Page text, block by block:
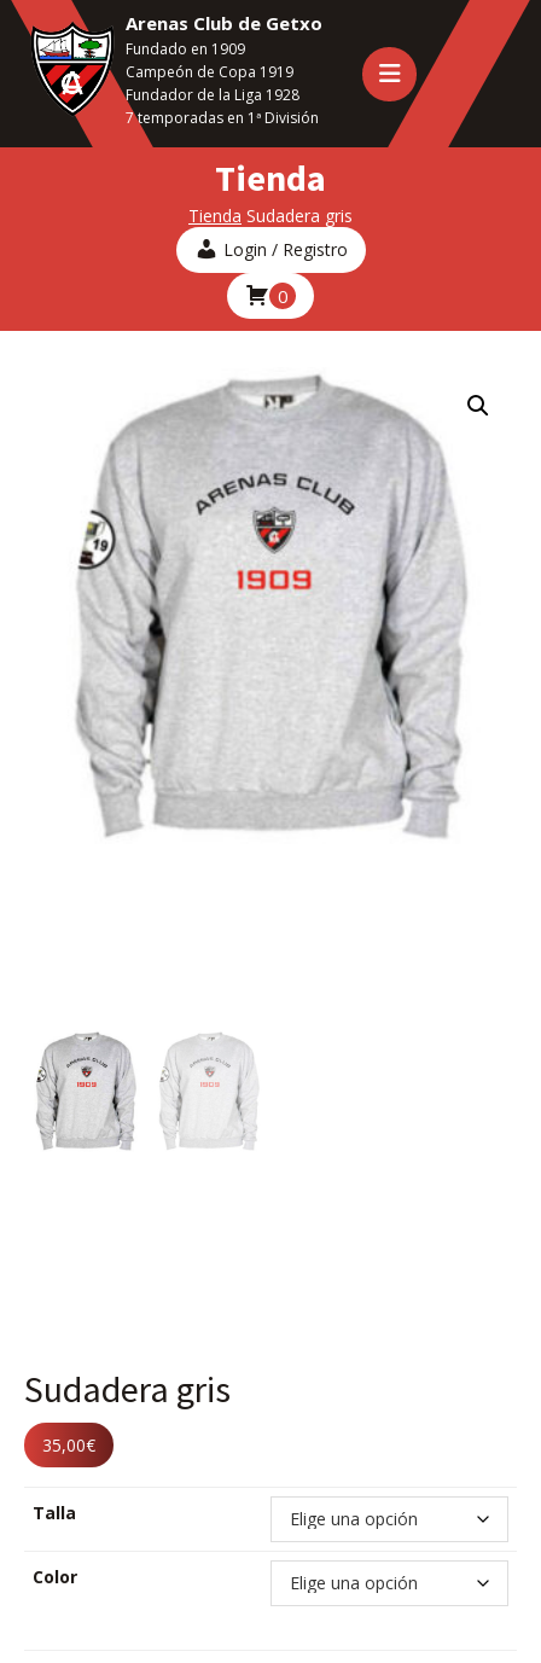
Saltar
contenido
principal
Arenas Club de Getxo
Fundado en 1909
Campeón de Copa 1919
Fundador de la Liga 1928
7 temporadas en 1ª División
Tienda
Tienda Sudadera gris
Login / Registro
0
Sudadera gris
35,00€
Talla
Color